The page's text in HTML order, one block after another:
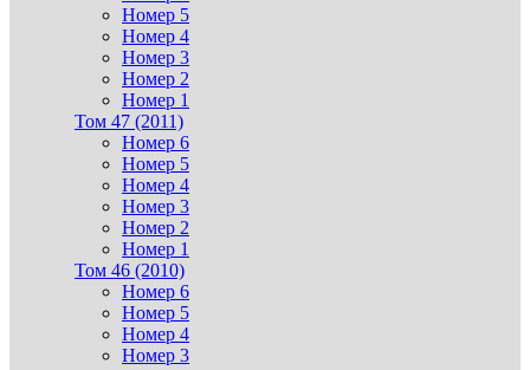
Номер 5
Номер 4
Номер 3
Номер 2
Номер 1
Том 47 (2011)
Номер 6
Номер 5
Номер 4
Номер 3
Номер 2
Номер 1
Том 46 (2010)
Номер 6
Номер 5
Номер 4
Номер 3